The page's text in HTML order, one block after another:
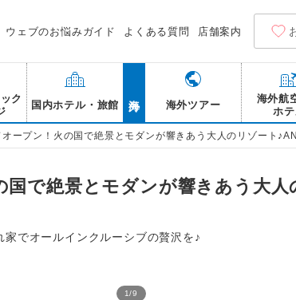
ウェブのお悩みガイド よくある質問 店舗案内
ク
国内ホテル・旅館 海外ツアー
海外航
ホ
ープン！火の国で絶景とモダンが響きあう大人のリゾート
で絶景とモダンが響きあう大
でオールインクルーシブの贅沢を♪
1/9